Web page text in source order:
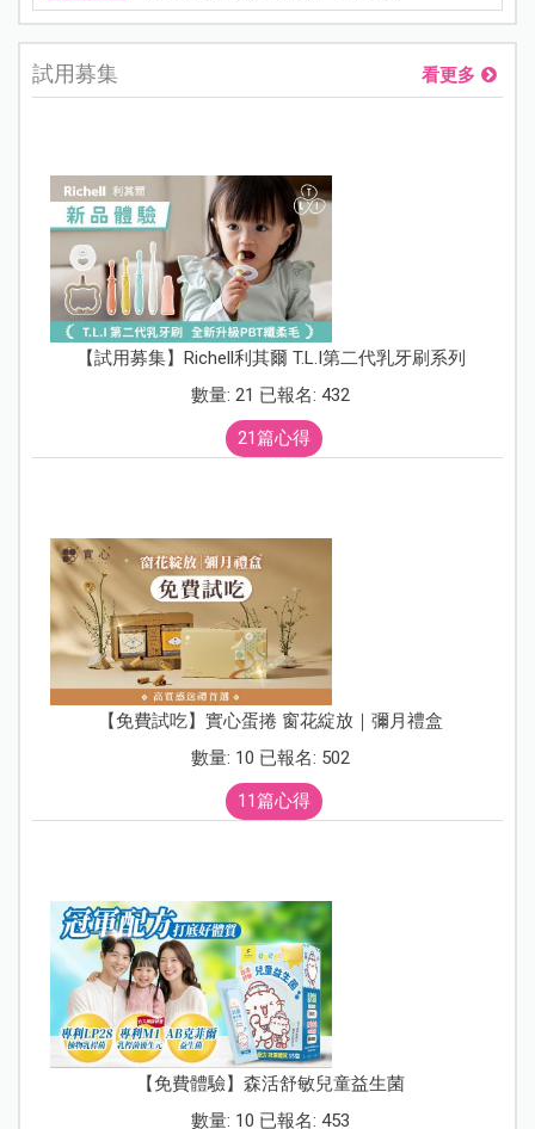
試用募集 看更多
【試用募集】Richell利其爾 T.L.I第二代乳牙刷系列
數量: 21 已報名: 432
21篇心得
【免費試吃】實心蛋捲 窗花綻放｜彌月禮盒
數量: 10 已報名: 502
11篇心得
【免費體驗】森活舒敏兒童益生菌
數量: 10 已報名: 453